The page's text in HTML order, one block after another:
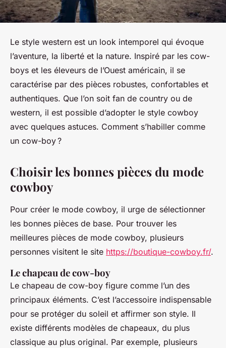
Le style western est un look intemporel qui évoque
l’aventure, la liberté et la nature. Inspiré par les cow-
boys et les éleveurs de l’Ouest américain, il se
caractérise par des pièces robustes, confortables et
authentiques. Que l’on soit fan de country ou de
western, il est possible d’adopter le style cowboy
avec quelques astuces. Comment s’habiller comme
un cow-boy ?
Choisir les bonnes pièces du mode
cowboy
Pour créer le mode cowboy, il urge de sélectionner
les bonnes pièces de base. Pour trouver les
meilleures pièces de mode cowboy, plusieurs
personnes visitent le site https://boutique-cowboy.fr/.
Le chapeau de cow-boy
Le chapeau de cow-boy figure comme l’un des
principaux éléments. C’est l’accessoire indispensable
pour se protéger du soleil et affirmer son style. Il
existe différents modèles de chapeaux, du plus
classique au plus original. Par exemple, plusieurs